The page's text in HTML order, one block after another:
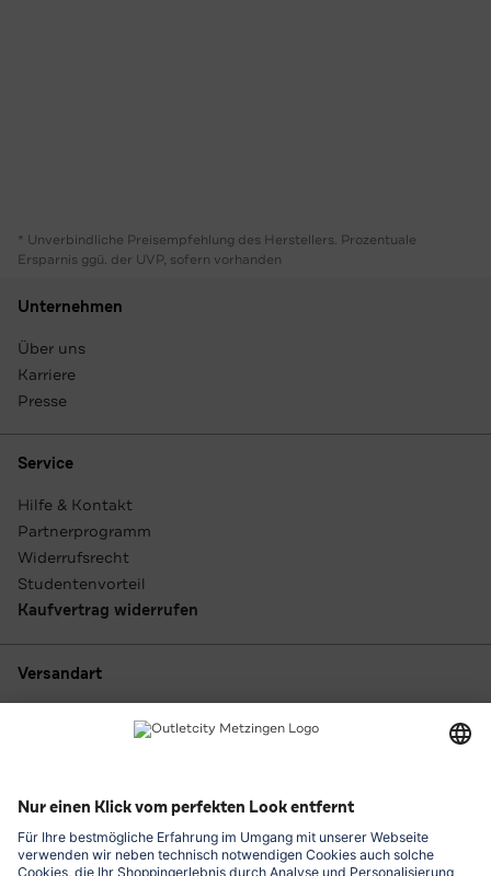
* Unverbindliche Preisempfehlung des Herstellers. Prozentuale
Ersparnis ggü. der UVP, sofern vorhanden
Unternehmen
Über uns
Karriere
Presse
Service
Hilfe & Kontakt
Partnerprogramm
Widerrufsrecht
Studentenvorteil
Kaufvertrag widerrufen
Versandart